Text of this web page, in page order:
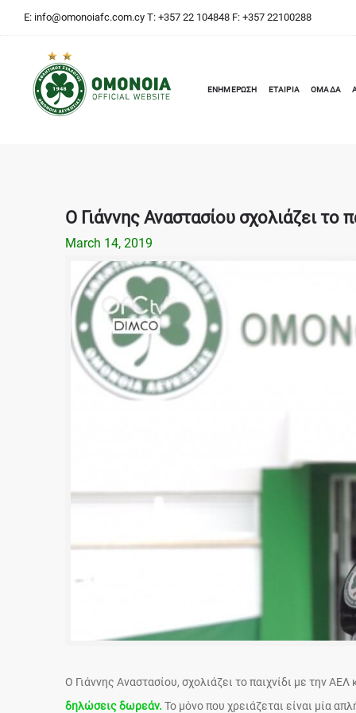
E: info@omonoiafc.com.cy T: +357 22 104848 F: +357 22100288
ΕΝΗΜΕΡΩΣΗ ΕΤΑΙΡΙΑ ΟΜΑΔΑ
Ο Γιάννης Αναστασίου σχολιάζει το
March 14, 2019
Ο Γιάννης Αναστασίου, σχολιάζει το παιχνίδι με την
δηλώσεις δωρεάν. Το μόνο που χρειάζεται είναι μία